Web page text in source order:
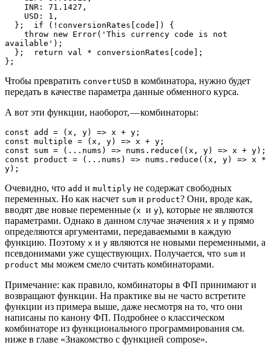
available');
};
Чтобы превратить convertUSD в комбинатора, нужно будет
передать в качестве параметра данные обменного курса.
А вот эти функции, наоборот, — комбинаторы:
const add = (x, y) => x + y;
const multiple = (x, y) => x + y;
const sum = (...nums) => nums.reduce((x, y) => x + y);
const product = (...nums) => nums.reduce((x, y) => x *
y);
Очевидно, что add и multiply не содержат свободных
переменных. Но как насчет sum и product? Они, вроде как,
вводят две новые переменные (x и y), которые не являются
параметрами. Однако в данном случае значения x и y прямо
определяются аргументами, передаваемыми в каждую
функцию. Поэтому x и y являются не новыми переменными, а
псевдонимами уже существующих. Получается, что sum и
product мы можем смело считать комбинаторами.
Примечание: как правило, комбинаторы в ФП принимают и
возвращают функции. На практике вы не часто встретите
функции из примера выше, даже несмотря на то, что они
написаны по канону ФП. Подробнее о классическом
комбинаторе из функционального программирования см.
ниже в главе «Знакомство с функцией compose».